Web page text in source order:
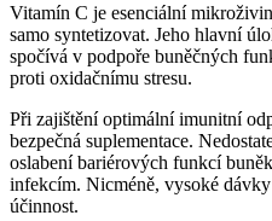
Vitamín C je esenciální
samo syntetizovat. Jeho hlavní
spočívá v podpoře buněčných
proti oxidačnímu stresu.
Při zajištění optimální imunitní
bezpečná suplementace.
oslabení bariérových funkcí
infekcím. Nicméně, vysoké
účinnost.